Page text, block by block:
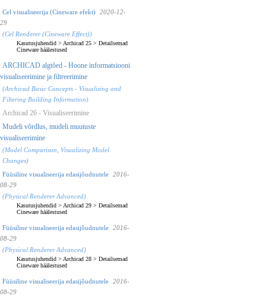
Cel visualiseerija (Cineware efekt)
2020-12-
29
(Cel Renderer (Cineware Effect))
Kasutusjuhendid > Archicad 25 > Detailsemad
Cineware häälestused
ARCHICAD algtõed - Hoone informatsiooni
visualiseerimine ja filtreerimine
(Archicad Basic Concepts - Visualizing and
Filtering Building Information)
Archicad 26 - Visualiseerimine
Mudeli võrdlus, mudeli muutuste
visualiseerimine
(Model Comparison, Visualizing Model
Changes)
Füüsiline visualiseerija edasijõudnutele
2016-
08-29
(Physical Renderer Advanced)
Kasutusjuhendid > Archicad 29 > Detailsemad
Cineware häälestused
Füüsiline visualiseerija edasijõudnutele
2016-
08-29
(Physical Renderer Advanced)
Kasutusjuhendid > Archicad 28 > Detailsemad
Cineware häälestused
Füüsiline visualiseerija edasijõudnutele
2016-
08-29